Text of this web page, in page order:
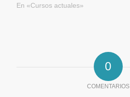
En «Cursos actuales»
0
COMENTARIOS